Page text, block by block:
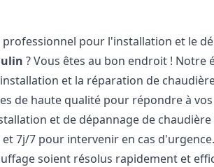
professionnel pour l'installation et le
? Vous êtes au bon endroit !
et la réparation de
de haute qualité pour répondre à
et de dépannage de chaudière
7j/7 pour intervenir en cas
soient résolus rapidement et